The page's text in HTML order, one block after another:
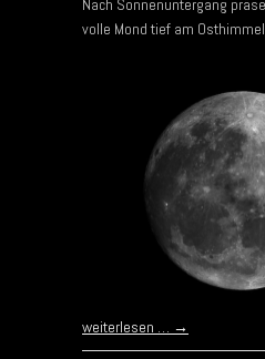
volle Mond tief am Osthimmel.
weiterlesen … →